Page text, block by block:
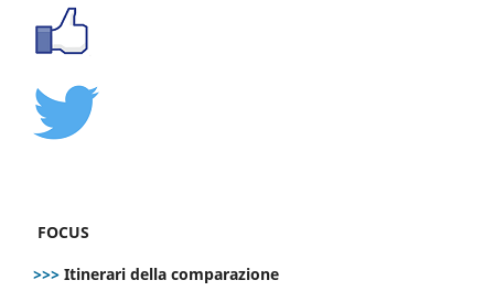
FOCUS
>>> Itinerari della comparazione